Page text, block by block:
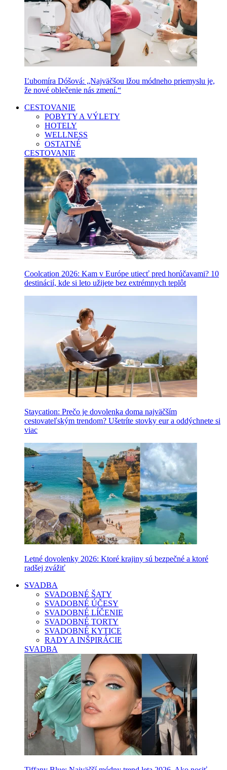
Ľubomíra Dóšová: „Najväčšou lžou módneho priemyslu je,
že nové oblečenie nás zmení.“
CESTOVANIE
POBYTY A VÝLETY
HOTELY
WELLNESS
OSTATNÉ
CESTOVANIE
Coolcation 2026: Kam v Európe utiecť pred horúčavami? 10
destinácií, kde si leto užijete bez extrémnych teplôt
Staycation: Prečo je dovolenka doma najväčším
cestovateľským trendom? Ušetríte stovky eur a oddýchnete si
viac
Letné dovolenky 2026: Ktoré krajiny sú bezpečné a ktoré
radšej zvážiť
SVADBA
SVADOBNÉ ŠATY
SVADOBNÉ ÚČESY
SVADOBNÉ LÍČENIE
SVADOBNÉ TORTY
SVADOBNÉ KYTICE
RADY A INŠPIRÁCIE
SVADBA